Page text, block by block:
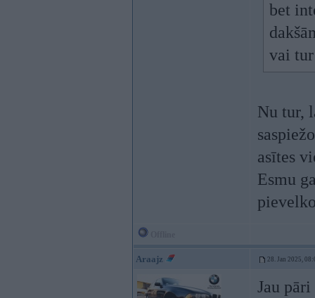
bet
vai
Nu tur,
asītes
Esmu
Araajz 28. Jan 2025,
Jau